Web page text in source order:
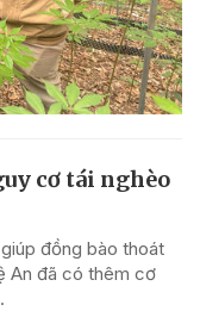
cơ tái nghèo
đồng bào thoát
An đã có thêm cơ